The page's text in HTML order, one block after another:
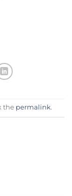
the permalink.